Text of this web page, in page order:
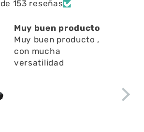
de 153 reseñas
Muy buen producto
Muy buen producto ,
con mucha
versatilidad